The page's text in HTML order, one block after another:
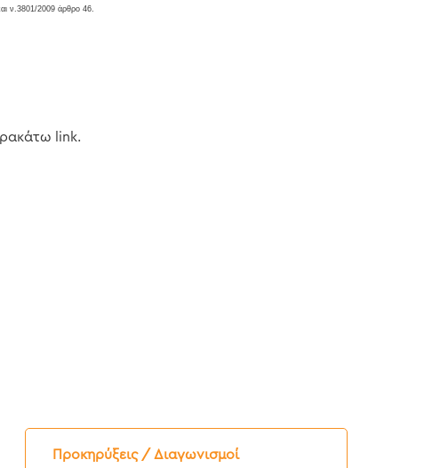
ν.3801/2009 άρθρο 46.
link.
Προκηρύξεις / Διαγωνισμοί
Προκήρυξη
Διαγωνισμού